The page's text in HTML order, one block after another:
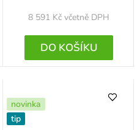
8 591 Kč včetně DPH
DO KOŠÍKU
novinka
tip